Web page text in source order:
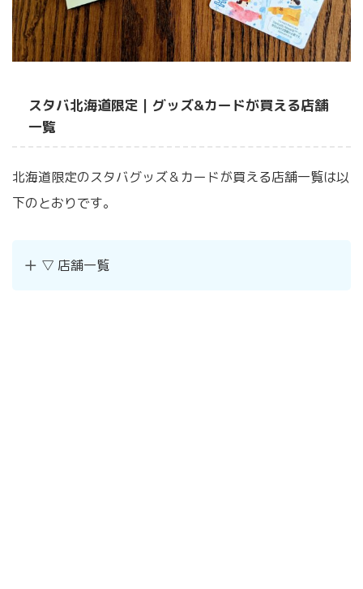
スタバ北海道限定｜グッズ&カードが買える店舗
一覧
北海道限定のスタバグッズ＆カードが買える店舗一覧は以
下のとおりです。
▽ 店舗一覧